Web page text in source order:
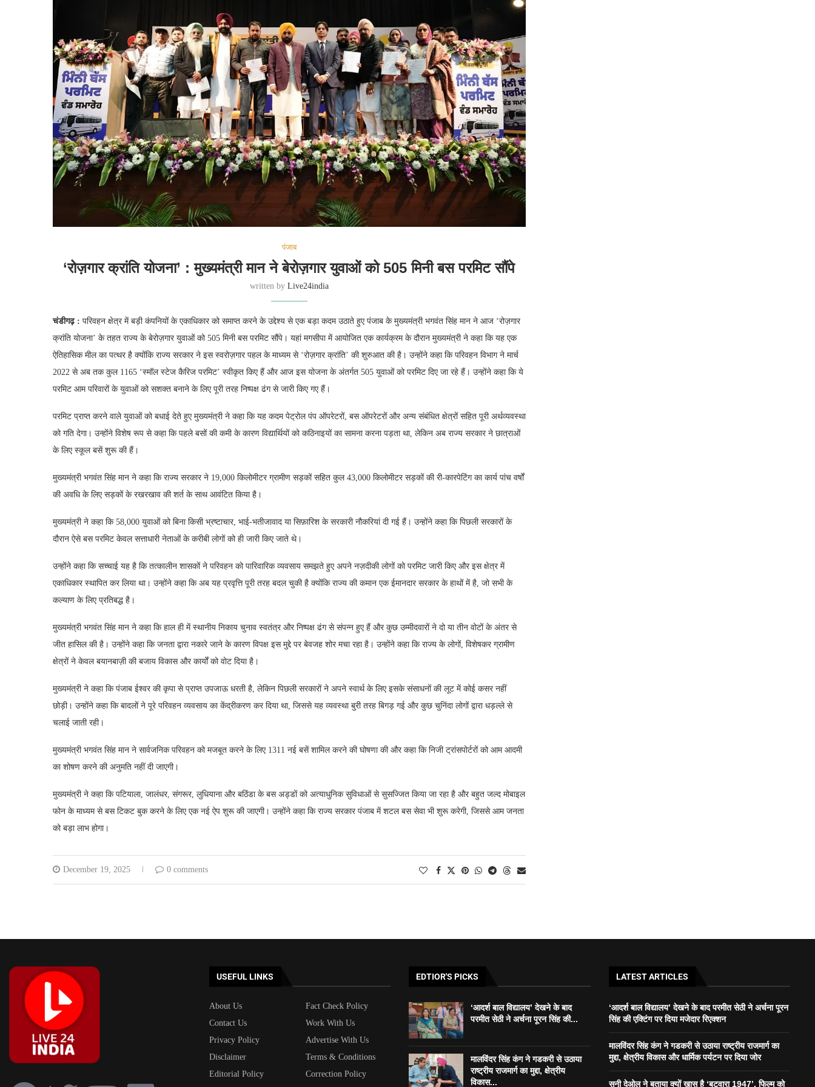
पंजाब
‘रोज़गार क्रांति योजना’ : मुख्यमंत्री मान ने बेरोज़गार युवाओं को 505 मिनी बस परमिट सौंपे
written by Live24india
चंडीगढ़ : परिवहन क्षेत्र में बड़ी कंपनियों के एकाधिकार को समाप्त करने के उद्देश्य से एक बड़ा कदम उठाते हुए पंजाब के मुख्यमंत्री भगवंत सिंह मान ने आज ‘रोज़गार
क्रांति योजना’ के तहत राज्य के बेरोज़गार युवाओं को 505 मिनी बस परमिट सौंपे। यहां मगसीपा में आयोजित एक कार्यक्रम के दौरान मुख्यमंत्री ने कहा कि यह एक
ऐतिहासिक मील का पत्थर है क्योंकि राज्य सरकार ने इस स्वरोज़गार पहल के माध्यम से ‘रोज़गार क्रांति’ की शुरुआत की है। उन्होंने कहा कि परिवहन विभाग ने मार्च
2022 से अब तक कुल 1165 ‘स्मॉल स्टेज कैरिज परमिट’ स्वीकृत किए हैं और आज इस योजना के अंतर्गत 505 युवाओं को परमिट दिए जा रहे हैं। उन्होंने कहा कि ये
परमिट आम परिवारों के युवाओं को सशक्त बनाने के लिए पूरी तरह निष्पक्ष ढंग से जारी किए गए हैं।
परमिट प्राप्त करने वाले युवाओं को बधाई देते हुए मुख्यमंत्री ने कहा कि यह कदम पेट्रोल पंप ऑपरेटरों, बस ऑपरेटरों और अन्य संबंधित क्षेत्रों सहित पूरी अर्थव्यवस्था
को गति देगा। उन्होंने विशेष रूप से कहा कि पहले बसों की कमी के कारण विद्यार्थियों को कठिनाइयों का सामना करना पड़ता था, लेकिन अब राज्य सरकार ने छात्राओं
के लिए स्कूल बसें शुरू की हैं।
मुख्यमंत्री भगवंत सिंह मान ने कहा कि राज्य सरकार ने 19,000 किलोमीटर ग्रामीण सड़कों सहित कुल 43,000 किलोमीटर सड़कों की री-कारपेटिंग का कार्य पांच वर्षों
की अवधि के लिए सड़कों के रखरखाव की शर्त के साथ आवंटित किया है।
मुख्यमंत्री ने कहा कि 58,000 युवाओं को बिना किसी भ्रष्टाचार, भाई-भतीजावाद या सिफ़ारिश के सरकारी नौकरियां दी गई हैं। उन्होंने कहा कि पिछली सरकारों के
दौरान ऐसे बस परमिट केवल सत्ताधारी नेताओं के करीबी लोगों को ही जारी किए जाते थे।
उन्होंने कहा कि सच्चाई यह है कि तत्कालीन शासकों ने परिवहन को पारिवारिक व्यवसाय समझते हुए अपने नज़दीकी लोगों को परमिट जारी किए और इस क्षेत्र में
एकाधिकार स्थापित कर लिया था। उन्होंने कहा कि अब यह प्रवृत्ति पूरी तरह बदल चुकी है क्योंकि राज्य की कमान एक ईमानदार सरकार के हाथों में है, जो सभी के
कल्याण के लिए प्रतिबद्ध है।
मुख्यमंत्री भगवंत सिंह मान ने कहा कि हाल ही में स्थानीय निकाय चुनाव स्वतंत्र और निष्पक्ष ढंग से संपन्न हुए हैं और कुछ उम्मीदवारों ने दो या तीन वोटों के अंतर से
जीत हासिल की है। उन्होंने कहा कि जनता द्वारा नकारे जाने के कारण विपक्ष इस मुद्दे पर बेवजह शोर मचा रहा है। उन्होंने कहा कि राज्य के लोगों, विशेषकर ग्रामीण
क्षेत्रों ने केवल बयानबाज़ी की बजाय विकास और कार्यों को वोट दिया है।
मुख्यमंत्री ने कहा कि पंजाब ईश्वर की कृपा से प्राप्त उपजाऊ धरती है, लेकिन पिछली सरकारों ने अपने स्वार्थ के लिए इसके संसाधनों की लूट में कोई कसर नहीं
छोड़ी। उन्होंने कहा कि बादलों ने पूरे परिवहन व्यवसाय का केंद्रीकरण कर दिया था, जिससे यह व्यवस्था बुरी तरह बिगड़ गई और कुछ चुनिंदा लोगों द्वारा धड़ल्ले से
चलाई जाती रही।
मुख्यमंत्री भगवंत सिंह मान ने सार्वजनिक परिवहन को मजबूत करने के लिए 1311 नई बसें शामिल करने की घोषणा की और कहा कि निजी ट्रांसपोर्टरों को आम आदमी
का शोषण करने की अनुमति नहीं दी जाएगी।
मुख्यमंत्री ने कहा कि पटियाला, जालंधर, संगरूर, लुधियाना और बठिंडा के बस अड्डों को अत्याधुनिक सुविधाओं से सुसज्जित किया जा रहा है और बहुत जल्द मोबाइल
फोन के माध्यम से बस टिकट बुक करने के लिए एक नई ऐप शुरू की जाएगी। उन्होंने कहा कि राज्य सरकार पंजाब में शटल बस सेवा भी शुरू करेगी, जिससे आम जनता
को बड़ा लाभ होगा।
December 19, 2025 0 comments
USEFUL LINKS
About Us
Fact Check Policy
Contact Us
Work With Us
Privacy Policy
Advertise With Us
Disclaimer
Terms & Conditions
Editorial Policy
Correction Policy
EDTIOR'S PICKS
‘आदर्श बाल विद्यालय’ देखने के बाद
परमीत सेठी ने अर्चना पूरन सिंह की...
मालविंदर सिंह कंग ने गडकरी से उठाया
राष्ट्रीय राजमार्ग का मुद्दा, क्षेत्रीय
विकास...
LATEST ARTICLES
‘आदर्श बाल विद्यालय’ देखने के बाद परमीत सेठी ने अर्चना पूरन
सिंह की एक्टिंग पर दिया मजेदार रिएक्शन
मालविंदर सिंह कंग ने गडकरी से उठाया राष्ट्रीय राजमार्ग का
मुद्दा, क्षेत्रीय विकास और धार्मिक पर्यटन पर दिया जोर
सनी देओल ने बताया क्यों खास है ‘बटवारा 1947’, फिल्म को